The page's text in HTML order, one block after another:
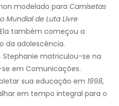
modelado para Camisetas
Mundial de Luta Livre
também começou a
da adolescência.
Stephanie matriculou-se na
em Comunicações.
sua educação em 1998,
em tempo integral para o